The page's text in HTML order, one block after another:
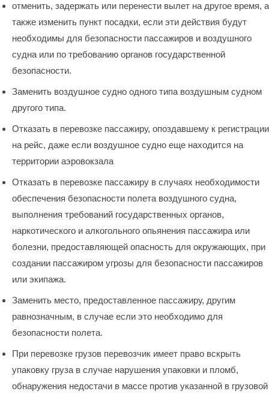
отменить, задержать или перенести вылет на другое время, а
также изменить пункт посадки, если эти действия будут
необходимы для безопасности пассажиров и воздушного
судна или по требованию органов государственной
безопасности.
Заменить воздушное судно одного типа воздушным судном
другого типа.
Отказать в перевозке пассажиру, опоздавшему к регистрации
на рейс, даже если воздушное судно еще находится на
территории аэровокзала
Отказать в перевозке пассажиру в случаях необходимости
обеспечения безопасности полета воздушного судна,
выполнения требований государственных органов,
наркотического и алкогольного опьянения пассажира или
болезни, предоставляющей опасность для окружающих, при
создании пассажиром угрозы для безопасности пассажиров
или экипажа.
Заменить место, предоставленное пассажиру, другим
равнозначным, в случае если это необходимо для
безопасности полета.
При перевозке грузов перевозчик имеет право вскрыть
упаковку груза в случае нарушения упаковки и пломб,
обнаружения недостачи в массе против указанной в грузовой